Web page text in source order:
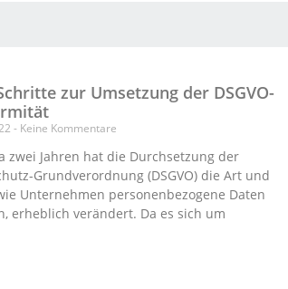
zur Umsetzung der DSGVO-
Keine Kommentare
zwei Jahren hat die Durchsetzung der
Grundverordnung (DSGVO) die Art und
Unternehmen personenbezogene Daten
erheblich verändert. Da es sich um